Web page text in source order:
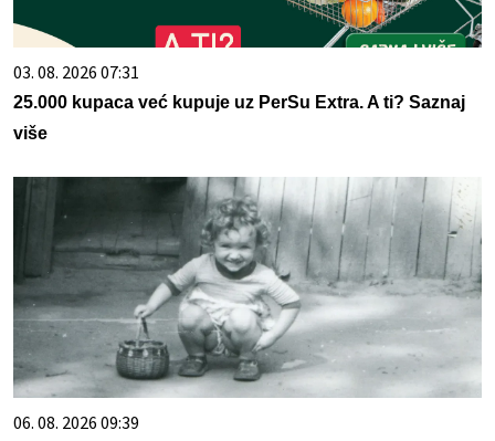
03. 08. 2026 07:31
25.000 kupaca već kupuje uz PerSu Extra. A ti? Saznaj
više
06. 08. 2026 09:39